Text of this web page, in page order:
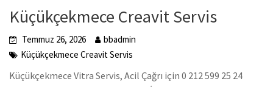
Küçükçekmece Creavit Servis
Temmuz 26, 2026
bbadmin
Küçükçekmece Creavit Servis
Küçükçekmece Vitra Servis, Acil Çağrı için 0 212 599 25 24